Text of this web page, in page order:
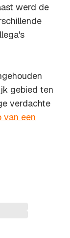
werd de
gebied ten
verdachte
van een